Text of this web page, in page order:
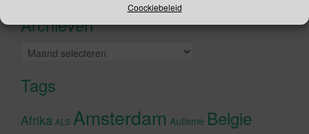
Coockiebeleid
accepteren en deze inhoud in te
schakelen
Archieven
Archieven
Tags
Afrika ALS Amsterdam Autisme Belgie